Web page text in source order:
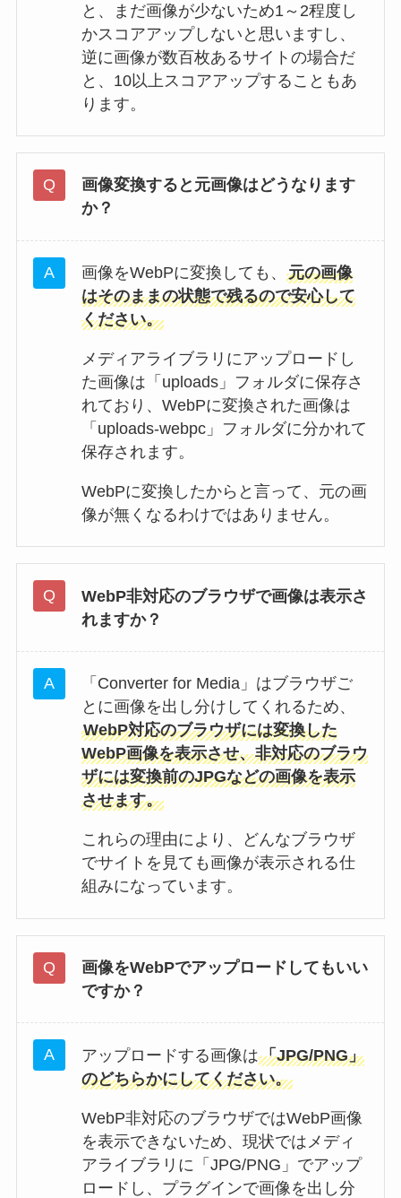
と、まだ画像が少ないため1～2程度し
かスコアアップしないと思いますし、
逆に画像が数百枚あるサイトの場合だ
と、10以上スコアアップすることもあ
ります。
画像変換すると元画像はどうなります
か？
画像をWebPに変換しても、 元の画像
はそのままの状態で残るので安心して
ください。
メディアライブラリにアップロードし
た画像は「uploads」フォルダに保存さ
れており、WebPに変換された画像は
「uploads-webpc」フォルダに分かれて
保存されます。
WebPに変換したからと言って、元の画
像が無くなるわけではありません。
WebP非対応のブラウザで画像は表示さ
れますか？
「Converter for Media」はブラウザご
とに画像を出し分けしてくれるため、
WebP対応のブラウザには変換した
WebP画像を表示させ、非対応のブラウ
ザには変換前のJPGなどの画像を表示
させます。
これらの理由により、どんなブラウザ
でサイトを見ても画像が表示される仕
組みになっています。
画像をWebPでアップロードしてもいい
ですか？
アップロードする画像は「JPG/PNG」
のどちらかにしてください。
WebP非対応のブラウザではWebP画像
を表示できないため、現状ではメディ
アライブラリに「JPG/PNG」でアップ
ロードし、プラグインで画像を出し分